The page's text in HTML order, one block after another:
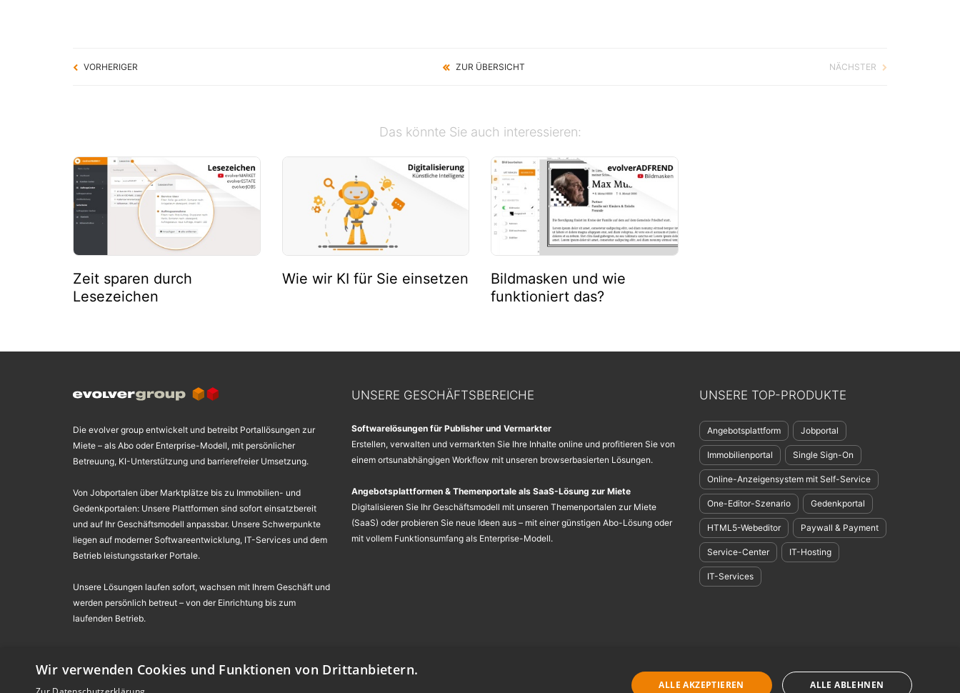
VORHERIGER ZUR ÜBERSICHT NÄCHSTER
Das könnte Sie auch interessieren:
Zeit sparen durch
Lesezeichen
Wie wir KI für Sie einsetzen
Bildmasken und wie
funktioniert das?
Die evolver group entwickelt und betreibt Portallösungen zur
Miete – als Abo oder Enterprise-Modell, mit persönlicher
Betreuung, KI-Unterstützung und barrierefreier Umsetzung.
Von Jobportalen über Marktplätze bis zu Immobilien- und
Gedenkportalen: Unsere Plattformen sind sofort einsatzbereit
und auf Ihr Geschäftsmodell anpassbar. Unsere Schwerpunkte
liegen auf moderner Softwareentwicklung, IT-Services und dem
Betrieb leistungsstarker Portale.
Unsere Lösungen laufen sofort, wachsen mit Ihrem Geschäft und
werden persönlich betreut – von der Einrichtung bis zum
laufenden Betrieb.
UNSERE GESCHÄFTSBEREICHE
Softwarelösungen für Publisher und Vermarkter
Erstellen, verwalten und vermarkten Sie Ihre Inhalte online und profitieren Sie von
einem ortsunabhängigen Workflow mit unseren browserbasierten Lösungen.
Angebotsplattformen & Themenportale als SaaS-Lösung zur Miete
Digitalisieren Sie Ihr Geschäftsmodell mit unseren Themenportalen zur Miete
(SaaS) oder probieren Sie neue Ideen aus – mit einer günstigen Abo-Lösung oder
mit vollem Funktionsumfang als Enterprise-Modell.
UNSERE TOP-PRODUKTE
Angebotsplattform Jobportal
Immobilienportal Single Sign-On
Online-Anzeigensystem mit Self-Service
One-Editor-Szenario Gedenkportal
HTML5-Webeditor Paywall & Payment
Service-Center IT-Hosting
IT-Services
© evolver media GmbH & Co. KG ,evolver services GmbH ,evolver portals GmbH: Impressum Nutzungsbedingungen-GDPR-Nachhaltigkeit-Einsatz von KI
Alle Angebote richten sich an Gewerbetreibende in der Europäischen Union. * Alle Preisangaben zzgl. derzeit gültiger Mehrwertsteuer.
Wir verwenden Cookies und Funktionen von Drittanbietern.
ALLE AKZEPTIEREN ALLE ABLEHNEN